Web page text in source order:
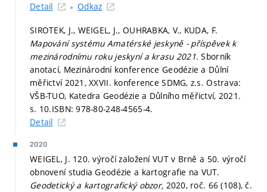
Detail
Odkaz
SIROTEK, J., WEIGEL, J., OUHRABKA, V., KUDA, F.
Mapování systému Amatérské jeskyně - příspěvek k
mezinárodnímu roku jeskyní a krasu 2021.Sborník
anotací, Mezinárodní konference Geodézie a Důlní
měřictví 2021, XXVII. konference SDMG, z.s. Ostrava:
VŠB-TUO, Katedra Geodézie a Důlního měřictví, 2021.
s. 10.ISBN: 978-80-248-4565-4.
Detail
2020
WEIGEL, J. 120. výročí založení VUT v Brně a 50. výročí
obnovení studia Geodézie a kartografie na VUT.
Geodetický a kartografický obzor, 2020, roč. 66 (108), č.